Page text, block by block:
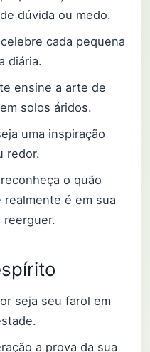
dúvida ou medo.
cada pequena
diária.
ensine a arte de
solos áridos.
uma inspiração
redor.
o quão
é em sua
reerguer.
seja seu farol em
a prova da sua